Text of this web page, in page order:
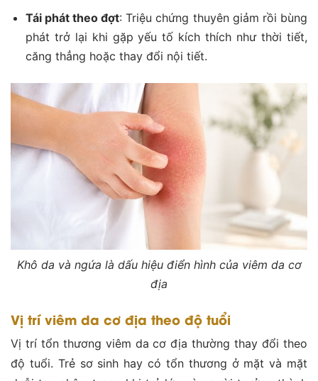
Tái phát theo đợt: Triệu chứng thuyên giảm rồi bùng
phát trở lại khi gặp yếu tố kích thích như thời tiết,
căng thẳng hoặc thay đổi nội tiết.
Khô da và ngứa là dấu hiệu điển hình của viêm da cơ
địa
Vị trí viêm da cơ địa theo độ tuổi
Vị trí tổn thương viêm da cơ địa thường thay đổi theo
độ tuổi. Trẻ sơ sinh hay có tổn thương ở mặt và mặt